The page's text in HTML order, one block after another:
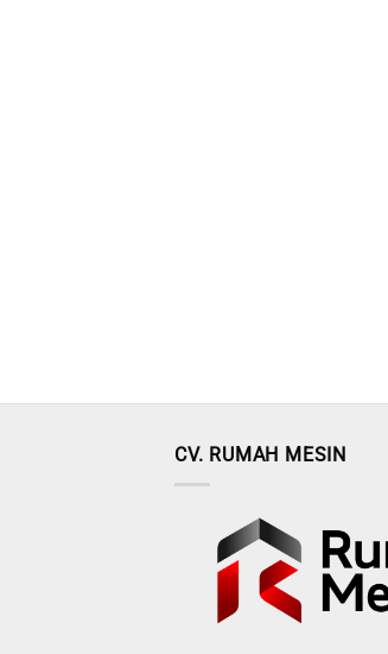
CV. RUMAH MESIN